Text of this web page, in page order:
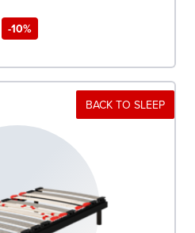
-10%
BACK TO SLEEP